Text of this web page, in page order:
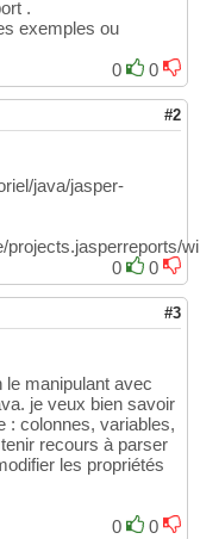
.
exemples ou
0
0
#2
java/jasper-
projects.jasperreports/
0
0
#3
le manipulant avec
je veux bien savoir
: colonnes, variables,
recours à parser
les propriétés
0
0